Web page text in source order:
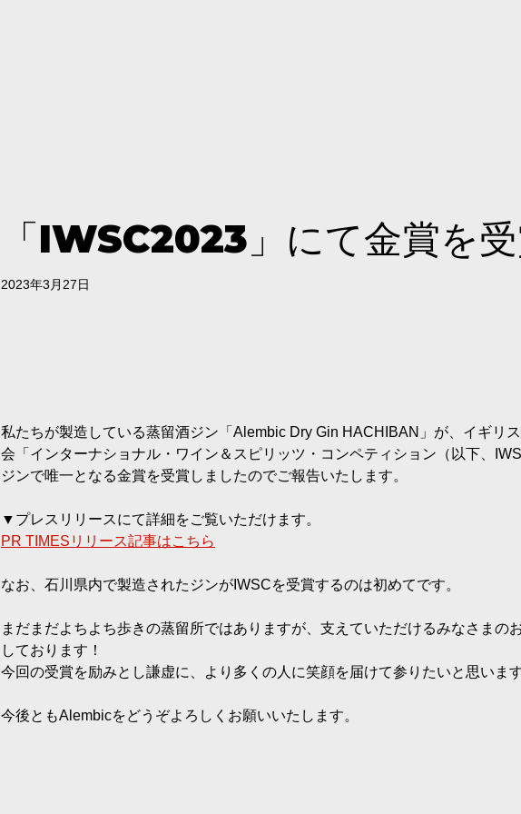
「IWSC2023」にて金賞を
2023年3月27日
私たちが製造している蒸留酒ジン「Alembic Dry Gin HACHIBAN」が、イギリ
会「インターナショナル・ワイン＆スピリッツ・コンペティション（以下、
ジンで唯一となる金賞を受賞しましたのでご報告いたします。
▼プレスリリースにて詳細をご覧いただけます。
PR TIMESリリース記事はこちら
なお、石川県内で製造されたジンがIWSCを受賞するのは初めてです。
まだまだよちよち歩きの蒸留所ではありますが、支えていただけるみなさまの
しております！
今回の受賞を励みとし謙虚に、より多くの人に笑顔を届けて参りたいと思います
今後ともAlembicをどうぞよろしくお願いいたします。